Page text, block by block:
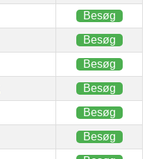
Besøg
Besøg
Besøg
Besøg
Besøg
Besøg